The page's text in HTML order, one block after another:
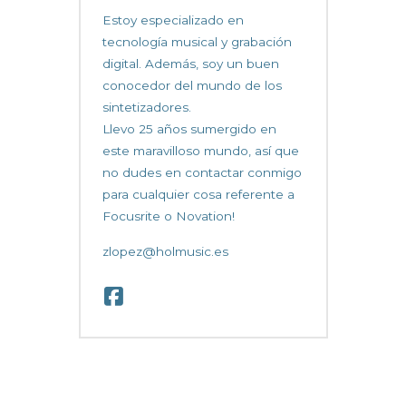
Estoy especializado en
tecnología musical y grabación
digital. Además, soy un buen
conocedor del mundo de los
sintetizadores.
Llevo 25 años sumergido en
este maravilloso mundo, así que
no dudes en contactar conmigo
para cualquier cosa referente a
Focusrite o Novation!
zlopez@holmusic.es